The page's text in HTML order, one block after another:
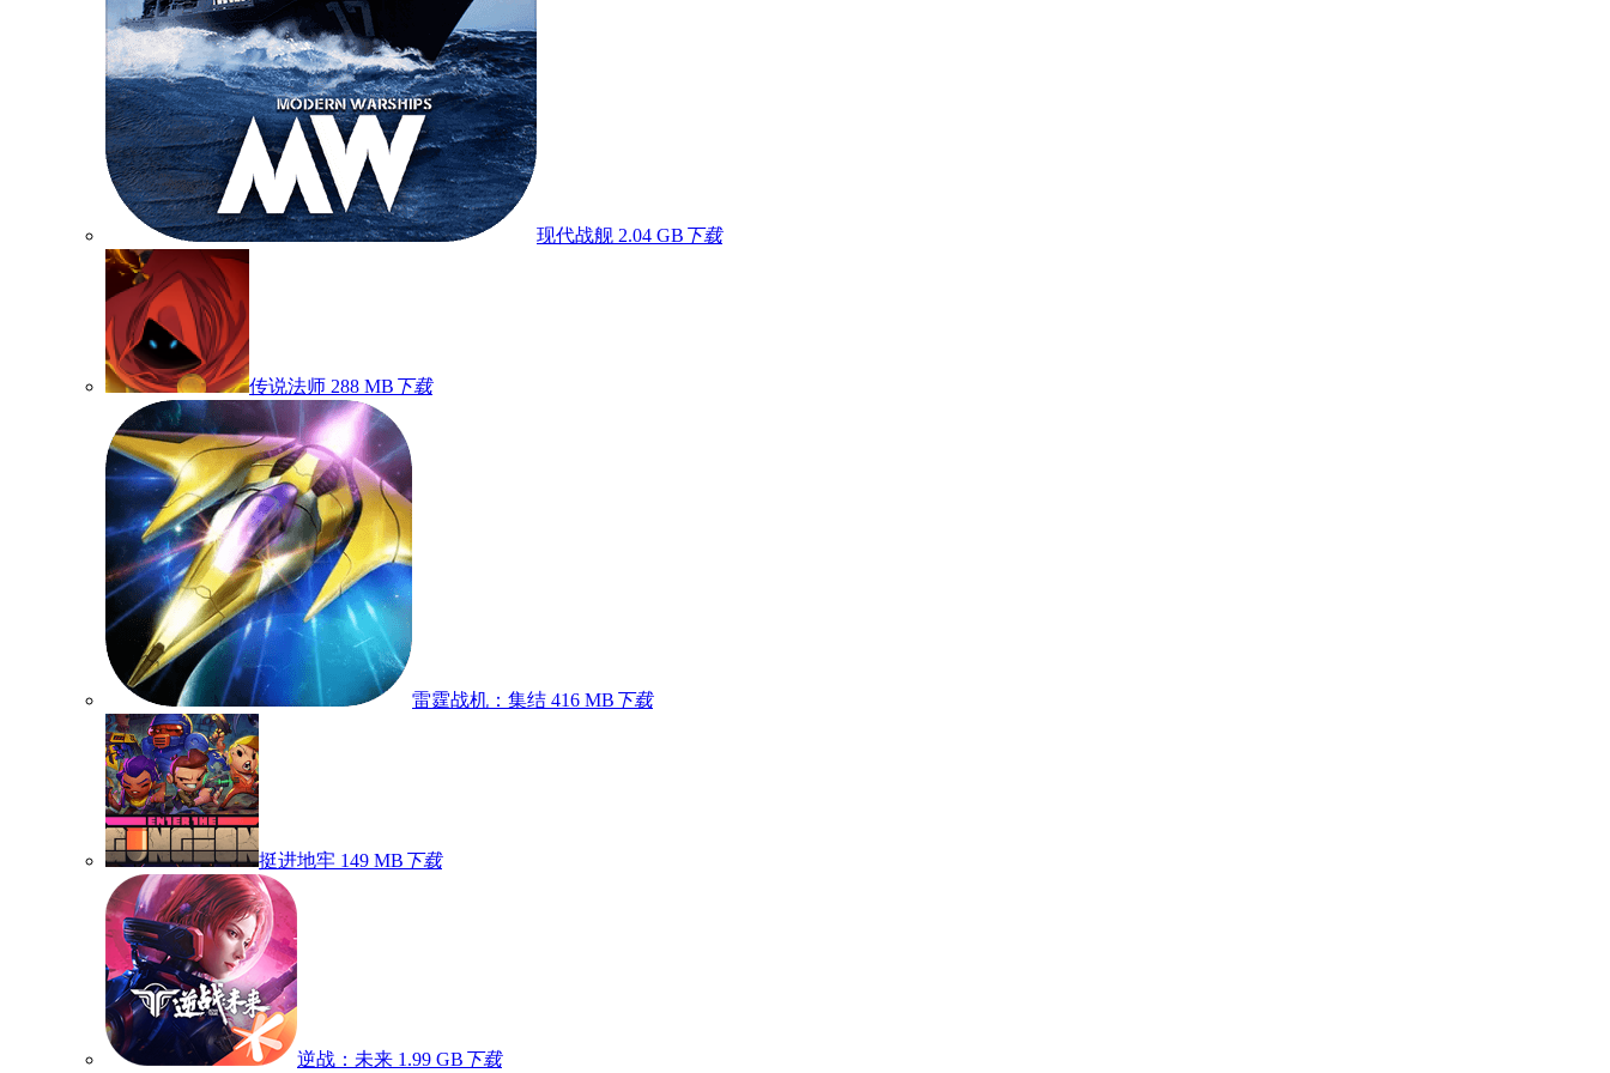
现代战舰 2.04 GB 下载
传说法师 288 MB 下载
雷霆战机：集结 416 MB 下载
挺进地牢 149 MB 下载
逆战：未来 1.99 GB 下载